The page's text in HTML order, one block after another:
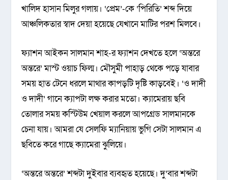
খালিদ হাসান মিলুর গলায়। ‘প্রেম’-কে ‘পিরিতি’ শব্দ দিয়ে
আঞ্চলিকতার স্বাদ দেয়া হয়েছে যেখানে মাটির পরশ মিলবে।
ফ্যাশন আইকন সালমান শাহ-র ফ্যাশন দেখতে হলে ‘অন্তরে
অন্তরে’ মাস্ট ওয়াচ ফিল্ম। মৌসুমী পাহাড় থেকে পড়ে যাবার
সময় হাত টেনে ধরলে মাথার কাপড়টি দৃষ্টি কাড়বেই। ‘ও দাদী
ও দাদী’ গানে ক্যাপটা লক্ষ করার মতো। ক্যামেরায় ছবি
তোলার সময় কস্টিউম খেয়াল করলে আপগ্রেড সালমানকে
চেনা যায়। আমরা যে সেলফি ম্যানিয়ায় ভুগি সেটা সালমান এ
ছবিতে করে গাছে ক্যামেরা ঝুলিয়ে।
‘অন্তরে অন্তরে’ শব্দটা দুইবার ব্যবহৃত হয়েছে। দু’বার শব্দটা